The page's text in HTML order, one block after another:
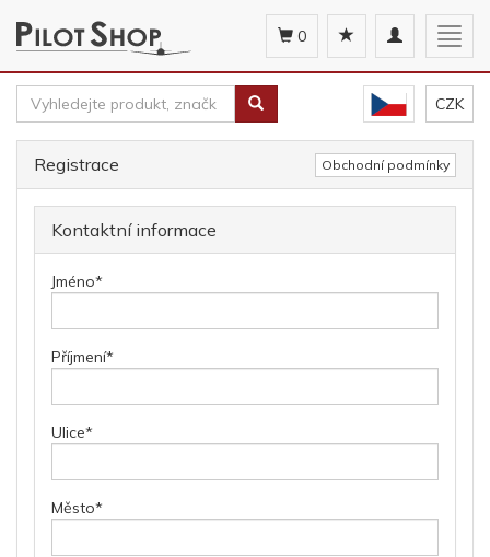
Toggle
navigation
0
CZK
Registrace Obchodní podmínky
Kontaktní informace
Jméno*
Příjmení*
Ulice*
Město*